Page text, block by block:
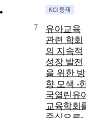
7
유아교육
관련 학회
의 지속적
성장 발전
을 위한 방
향 모색 -
국열린유
교육학회